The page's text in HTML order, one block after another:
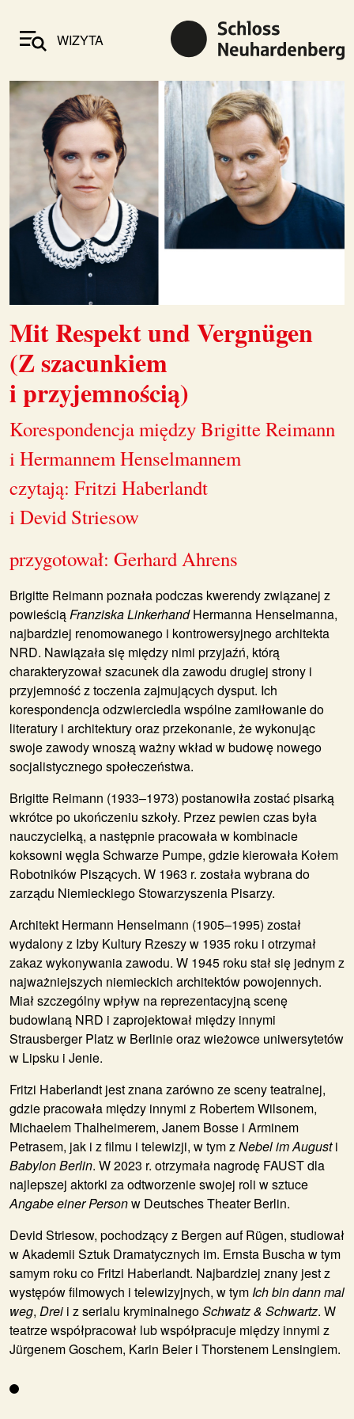
WIZYTA
Mit Respekt und Vergnügen
(Z szacunkiem
i przyjemnością)
Korespondencja między Brigitte Reimann
i Hermannem Henselmannem
czytają: Fritzi Haberlandt
i Devid Striesow
przygotował: Gerhard Ahrens
Brigitte Reimann poznała podczas kwerendy związanej z
powieściąFranziska LinkerhandHermanna Henselmanna,
najbardziej renomowanego i kontrowersyjnego architekta
NRD. Nawiązała się między nimi przyjaźń, którą
charakteryzował szacunek dla zawodu drugiej strony i
przyjemność z toczenia zajmujących dysput. Ich
korespondencja odzwierciedla wspólne zamiłowanie do
literatury i architektury oraz przekonanie, że wykonując
swoje zawody wnoszą ważny wkład w budowę nowego
socjalistycznego społeczeństwa.
Brigitte Reimann (1933–1973) postanowiła zostać pisarką
wkrótce po ukończeniu szkoły. Przez pewien czas była
nauczycielką, a następnie pracowała w kombinacie
koksowni węgla Schwarze Pumpe, gdzie kierowała Kołem
Robotników Piszących. W 1963 r. została wybrana do
zarządu Niemieckiego Stowarzyszenia Pisarzy.
Architekt Hermann Henselmann (1905–1995) został
wydalony z Izby Kultury Rzeszy w 1935 roku i otrzymał
zakaz wykonywania zawodu. W 1945 roku stał się jednym z
najważniejszych niemieckich architektów powojennych.
Miał szczególny wpływ na reprezentacyjną scenę
budowlaną NRD i zaprojektował między innymi
Strausberger Platz w Berlinie oraz wieżowce uniwersytetów
w Lipsku i Jenie.
Fritzi Haberlandt jest znana zarówno ze sceny teatralnej,
gdzie pracowała między innymi z Robertem Wilsonem,
Michaelem Thalheimerem, Janem Bosse i Arminem
Petrasem, jak i z filmu i telewizji, w tym zNebel im Augusti
Babylon Berlin. W 2023 r. otrzymała nagrodę FAUST dla
najlepszej aktorki za odtworzenie swojej roli w sztuce
Angabe einer Personw Deutsches Theater Berlin.
Devid Striesow, pochodzący z Bergen auf Rügen, studiował
w Akademii Sztuk Dramatycznych im. Ernsta Buscha w tym
samym roku co Fritzi Haberlandt. Najbardziej znany jest z
występów filmowych i telewizyjnych, w tymIch bin dann mal
weg, Drei i z serialu kryminalnegoSchwatz & Schwartz. W
teatrze współpracował lub współpracuje między innymi z
Jürgenem Goschem, Karin Beier i Thorstenem Lensingiem.